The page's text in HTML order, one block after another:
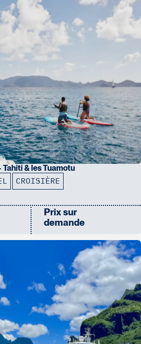
& les Tuamotu
CROISIÈRE
Prix sur
demande